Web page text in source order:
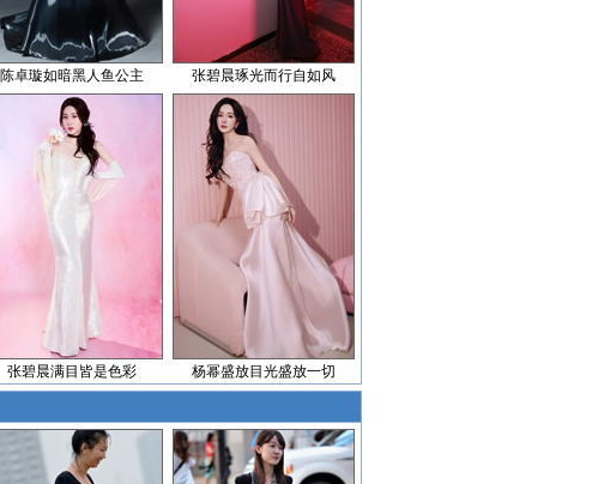
陈卓璇如暗黑人鱼公主 张碧晨琢光而行自如风
张碧晨满目皆是色彩 杨幂盛放目光盛放一切